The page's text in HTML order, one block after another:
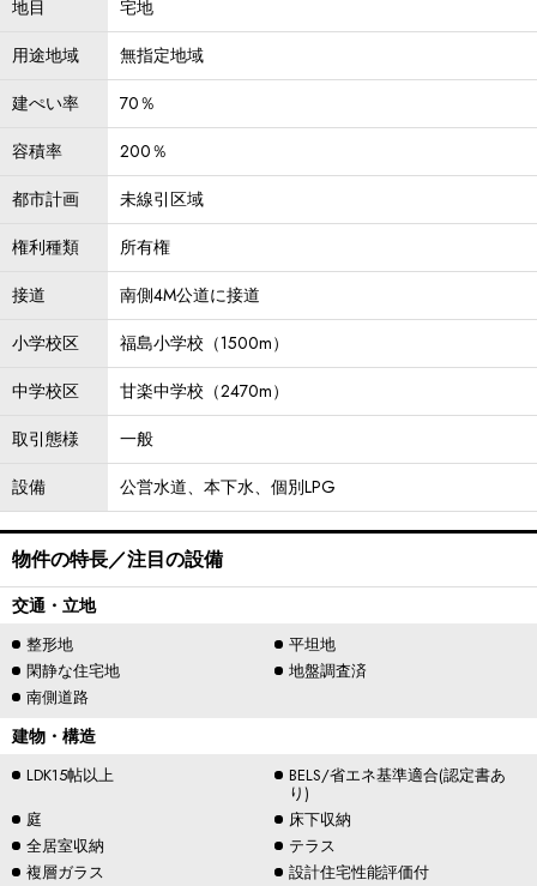
地目
宅地
用途地域
無指定地域
建ぺい率
70％
容積率
200％
都市計画
未線引区域
権利種類
所有権
接道
南側4M公道に接道
小学校区
福島小学校（1500m）
中学校区
甘楽中学校（2470m）
取引態様
一般
設備
公営水道、本下水、個別LPG
物件の特長／注目の設備
交通・立地
整形地
平坦地
閑静な住宅地
地盤調査済
南側道路
建物・構造
LDK15帖以上 BELS/省エネ基準適合(認定書あ
り)
庭
床下収納
全居室収納
テラス
複層ガラス
設計住宅性能評価付